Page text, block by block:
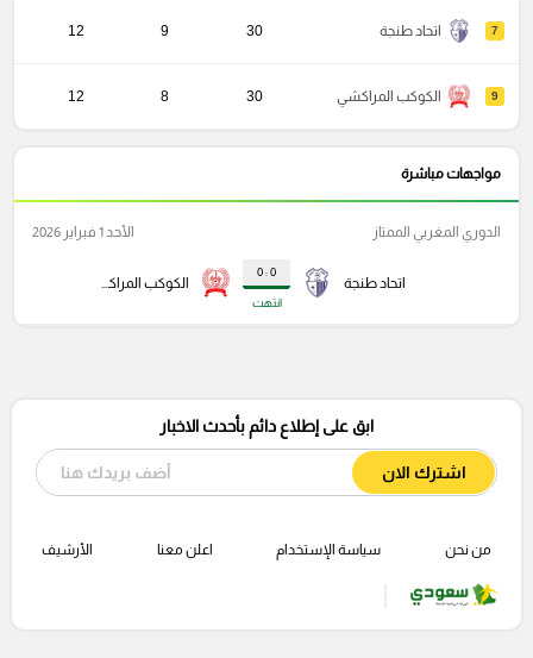
7 اتحاد طنجة 30
9
12
9 الكوكب المراكشي 30
8
12
مواجهات مباشرة
اتحاد طنجة
0 : 0
انتهت
الدوري المغربي الممتاز الأحد 1 فبراير 2026
ابق على إطلاع دائم بأحدث الاخبار
اشترك الان
من نحن سياسة الإستخدام اعلن معنا الأرشيف